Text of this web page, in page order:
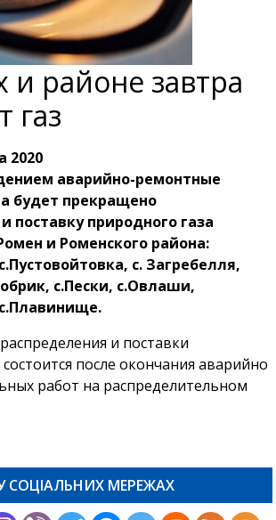
и районе завтра
газ
2020
аварийно-ремонтные
будет прекращено
поставку природного газа
и Роменского района:
с. Загребелля,
с.Пески, с.Овлаши,
и поставки
после окончания аварийно
работ на распределительном
СОЦІАЛЬНИХ МЕРЕЖАХ